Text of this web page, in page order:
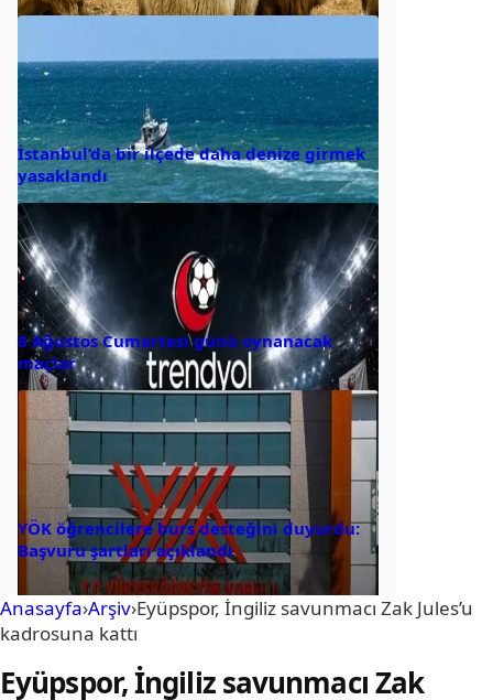
İstanbul’da bir ilçede daha denize girmek
yasaklandı
8 Ağustos Cumartesi günü oynanacak
maçlar
YÖK öğrencilere burs desteğini duyurdu:
Başvuru şartları açıklandı
Anasayfa›Arşiv›Eyüpspor, İngiliz savunmacı Zak Jules’u
kadrosuna kattı
Eyüpspor, İngiliz savunmacı Zak